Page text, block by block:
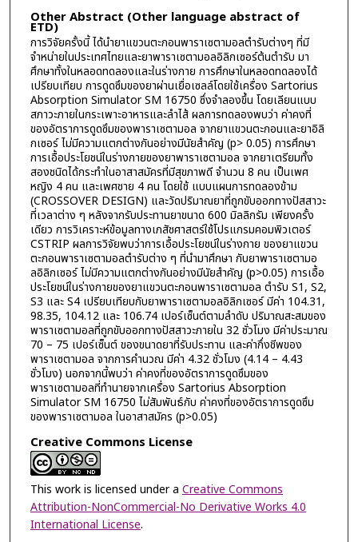
Other Abstract (Other language abstract of
ETD)
การวิจัยครั้งนี้ ได้นำยาแขวนตะกอนพาราเซตามอลตำรับต่างๆ ที่มี
จำหน่ายในประเทศไทยและยาพาราเซตามอลอิลิกเซอร์ต้นตำรับ มา
ศึกษาทั้งในหลอดทดลองและในร่างกาย การศึกษาในหลอดทดลองได้
เปรียบเทียบ การดูดซึมของยาผ่านเยื่อเซลล์โดยใช้เครื่อง Sartorius
Absorption Simulator SM 16750 ซึ่งจำลองขึ้น โดยเลียนแบบ
สภาวะภายในกระเพาะอาหารและลำไส้ ผลการทดลองพบว่า ค่าคงที่
ของอัตราการดูดซึมของพาราเซตามอล จากยาแขวนตะกอนและยาอิลิ
กเซอร์ ไม่มีความแตกต่างกันอย่างมีนัยสำคัญ (p> 0.05) การศึกษา
การเอื้อประโยชน์ในร่างกายของยาพาราเซตามอล จากยาเตรียมทั้ง
สองชนิดได้กระทำในอาสาสมัครที่มีสุขภาพดี จำนวน 8 คน เป็นเพศ
หญิง 4 คน และเพศชาย 4 คน โดยใช้ แบบแผนการทดลองข้าม
(CROSSOVER DESIGN) และวัดปริมาณยาที่ถูกขับออกทางปัสสาวะ
ที่เวลาต่าง ๆ หลังจากรับประทานยาขนาด 600 มิลลิกรัม เพียงครั้ง
เดียว การวิเคราะห์ข้อมูลทางเภสัชศาสตร์ใช้โปรแกรมคอมพิวเตอร์
CSTRIP ผลการวิจัยพบว่าการเอื้อประโยชน์ในร่างกาย ของยาแขวน
ตะกอนพาราเซตามอลตำรับต่าง ๆ ที่นำมาศึกษา กับยาพาราเซตามอ
ลอิลิกเซอร์ ไม่มีความแตกต่างกันอย่างมีนัยสำคัญ (p>0.05) การเอื้อ
ประโยชน์ในร่างกายของยาแขวนตะกอนพาราเซตามอล ตำรับ S1, S2,
S3 และ S4 เปรียบเทียบกับยาพาราเซตามอลอิลิกเซอร์ มีค่า 104.31,
98.35, 104.12 และ 106.74 เปอร์เซ็นต์ตามลำดับ ปริมาณสะสมของ
พาราเซตามอลที่ถูกขับออกทางปัสสาวะภายใน 32 ชั่วโมง มีค่าประมาณ
70 – 75 เปอร์เซ็นต์ ของขนาดยาที่รับประทาน และค่ากึ่งชีพของ
พาราเซตามอล จากการคำนวณ มีค่า 4.32 ชั่วโมง (4.14 – 4.43
ชั่วโมง) นอกจากนี้พบว่า ค่าคงที่ของอัตราการดูดซึมของ
พาราเซตามอลที่ทำนายจากเครื่อง Sartorius Absorption
Simulator SM 16750 ไม่สัมพันธ์กับ ค่าคงที่ของอัตราการดูดซึม
ของพาราเซตามอล ในอาสาสมัคร (p>0.05)
Creative Commons License
This work is licensed under a Creative Commons
Attribution-NonCommercial-No Derivative Works 4.0
International License.